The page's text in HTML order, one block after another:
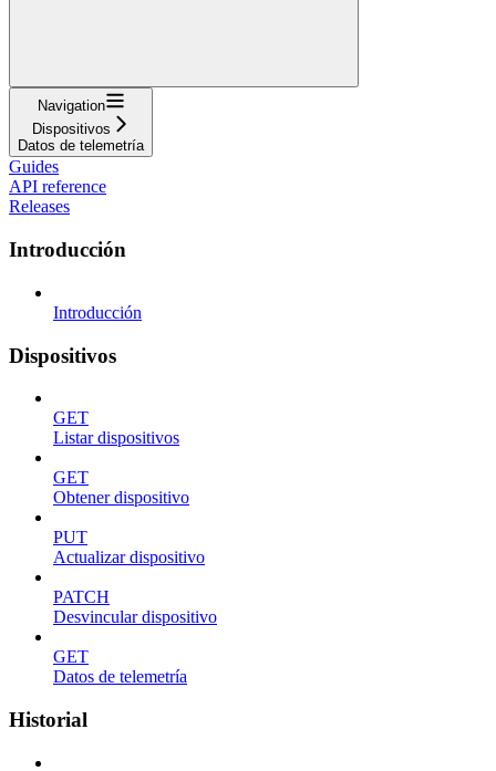
Navigation
Dispositivos
Datos de telemetría
Guides
API reference
Releases
Introducción
Introducción
Dispositivos
GET
Listar dispositivos
GET
Obtener dispositivo
PUT
Actualizar dispositivo
PATCH
Desvincular dispositivo
GET
Datos de telemetría
Historial